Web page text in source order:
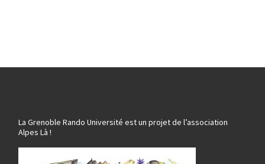
La Grenoble Rando Université est un projet de l’association
Alpes Là !